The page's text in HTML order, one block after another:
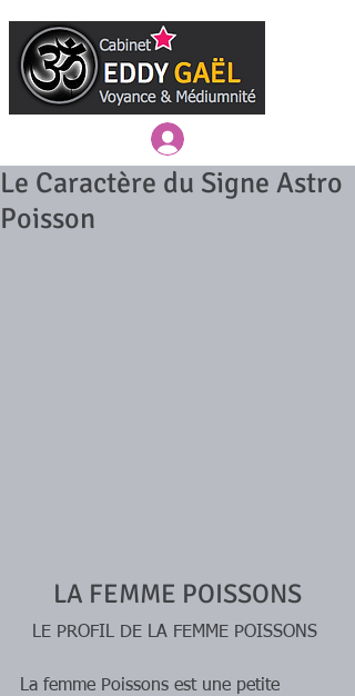
Le Caractère du Signe Astro
Poisson
LA FEMME POISSONS
LE PROFIL DE LA FEMME POISSONS
La femme Poissons est une petite